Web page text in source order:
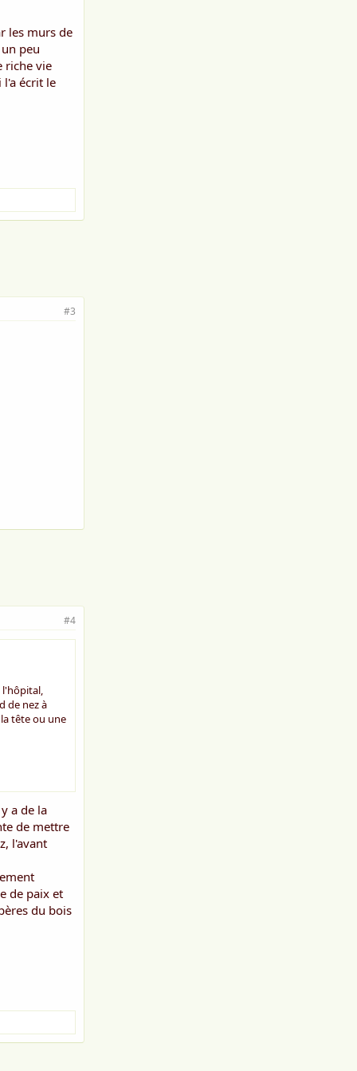
les murs de
peu
riche vie
l'a écrit le
#3
#4
l'hôpital,
de nez à
tête ou une
a de la
de mettre
l'avant
de paix et
du bois